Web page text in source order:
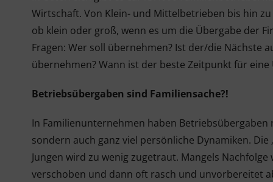
Wirtschaft. Von Klein- und Mittelbetrieben bis hin
ob klein oder groß, wenn es um die Übergabe der
Fragen: Wer soll übernehmen? Ist der/die Nächste
übernehmen? Wann ist der beste Zeitpunkt für eine
Betriebsübergaben sind Familiensache?!
In Familienunternehmen haben
sondern auch ganz viel persönliche Dynamiken.
Jungen wird zu wenig zugetraut. Mangels
verschoben und dann oft rasch und unvorbereitet